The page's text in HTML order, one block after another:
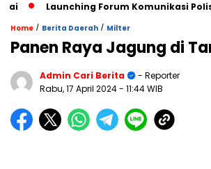
Launching Forum Komunikasi Polisi
Home / Berita Daerah / Milter
Panen Raya Jagung di
Admin Cari Berita
- Reporter
Rabu, 17 April 2024- 11:44 WIB